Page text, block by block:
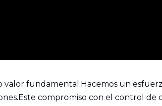
fundamental.Hacemos un
compromiso con el control